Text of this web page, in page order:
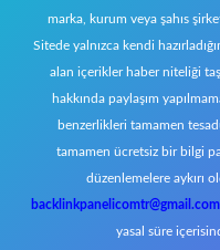
marka, kurum veya şahıs
Sitede yalnızca kendi
alan içerikler haber niteliği
hakkında paylaşım
benzerlikleri tamamen
tamamen ücretsiz bir bilgi
düzenlemelere aykırı
backlinkpanelicomtr@gmail.com
yasal süre